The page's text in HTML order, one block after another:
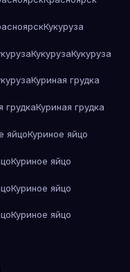
Кукуруза
КукурузаКукуруза
Куриная грудка
грудкаКуриная грудка
яйцоКуриное яйцо
Куриное яйцо
Куриное яйцо
Куриное яйцо